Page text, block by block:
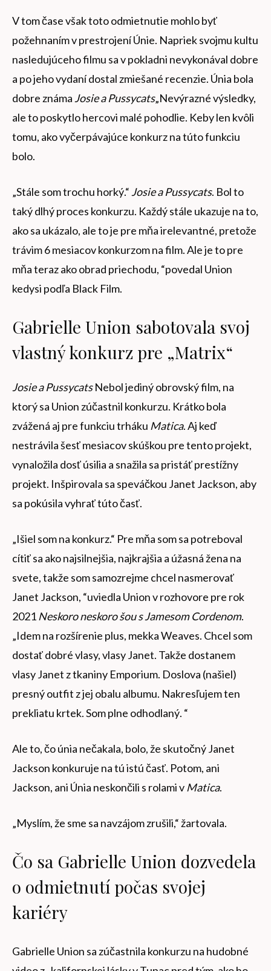
V tom čase však toto odmietnutie mohlo byť
požehnaním v prestrojení Únie. Napriek svojmu kultu
nasledujúceho filmu sa v pokladni nevykonával dobre
a po jeho vydaní dostal zmiešané recenzie. Únia bola
dobre známaJosie a Pussycats„Nevýrazné výsledky,
ale to poskytlo hercovi malé pohodlie. Keby len kvôli
tomu, ako vyčerpávajúce konkurz na túto funkciu
bolo.
„Stále som trochu horký.“Josie a Pussycats. Bol to
taký dlhý proces konkurzu. Každý stále ukazuje na to,
ako sa ukázalo, ale to je pre mňa irelevantné, pretože
trávim 6 mesiacov konkurzom na film. Ale je to pre
mňa teraz ako obrad priechodu, “povedal Union
kedysi podľa Black Film.
Gabrielle Union sabotovala svoj
vlastný konkurz pre „Matrix“
Josie a PussycatsNebol jediný obrovský film, na
ktorý sa Union zúčastnil konkurzu. Krátko bola
zvážená aj pre funkciu trháku Matica. Aj keď
nestrávila šesť mesiacov skúškou pre tento projekt,
vynaložila dosť úsilia a snažila sa pristáť prestížny
projekt. Inšpirovala sa speváčkou Janet Jackson, aby
sa pokúsila vyhrať túto časť.
„Išiel som na konkurz.“ Pre mňa som sa potreboval
cítiť sa ako najsilnejšia, najkrajšia a úžasná žena na
svete, takže som samozrejme chcel nasmerovať
Janet Jackson, “uviedla Union v rozhovore pre rok
2021Neskoro neskoro šous Jamesom Cordenom.
„Idem na rozšírenie plus, mekka Weaves. Chcel som
dostať dobré vlasy, vlasy Janet. Takže dostanem
vlasy Janet z tkaniny Emporium. Doslova (našiel)
presný outfit z jej obalu albumu. Nakresľujem ten
prekliatu krtek. Som plne odhodlaný. “
Ale to, čo únia nečakala, bolo, že skutočný Janet
Jackson konkuruje na tú istú časť. Potom, ani
Jackson, ani Únia neskončili s rolami vMatica.
„Myslím, že sme sa navzájom zrušili,“ žartovala.
Čo sa Gabrielle Union dozvedela
o odmietnutí počas svojej
kariéry
Gabrielle Union sa zúčastnila konkurzu na hudobné